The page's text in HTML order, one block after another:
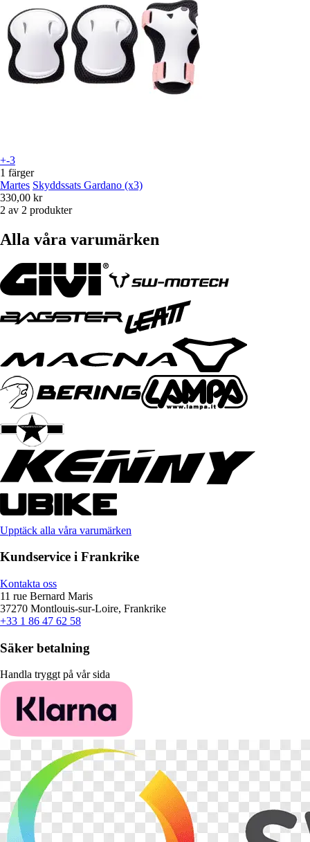
+-3
1 färger
Martes Skyddssats Gardano (x3)
330,00 kr
2 av 2 produkter
Alla våra varumärken
Upptäck alla våra varumärken
Kundservice i Frankrike
Kontakta oss
11 rue Bernard Maris
37270 Montlouis-sur-Loire, Frankrike
+33 1 86 47 62 58
Säker betalning
Handla tryggt på vår sida